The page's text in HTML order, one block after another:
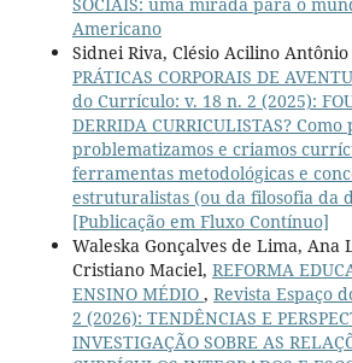
SOCIAIS: uma mirada para o
Americano
Sidnei Riva, Clésio Acilino Antônio
PRÁTICAS CORPORAIS DE
do Currículo: v. 18 n. 2 (2025):
DERRIDA CURRICULISTAS? Como
problematizamos e criamos
ferramentas metodológicas e
estruturalistas (ou da filosofia da
[Publicação em Fluxo Contínuo]
Waleska Gonçalves de Lima, Ana
Cristiano Maciel, REFORMA
ENSINO MÉDIO , Revista Espaço
2 (2026): TENDÊNCIAS E
INVESTIGAÇÃO SOBRE AS